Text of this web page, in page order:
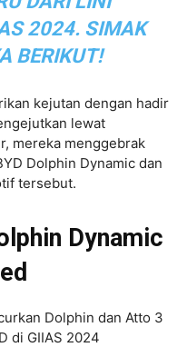
2024. SIMAK
BERIKUT!
kejutan dengan hadir
lewat
mereka menggebrak
Dolphin Dynamic dan
tersebut.
Dynamic
Dolphin dan Atto 3
di GIIAS 2024